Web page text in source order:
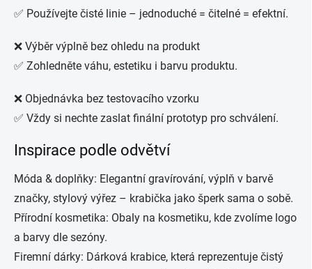
✅ Používejte čisté linie – jednoduché = čitelné = efektní.
❌ Výběr výplně bez ohledu na produkt
✅ Zohledněte váhu, estetiku i barvu produktu.
❌ Objednávka bez testovacího vzorku
✅ Vždy si nechte zaslat finální prototyp pro schválení.
Inspirace podle odvětví
Móda & doplňky: Elegantní gravírování, výplň v barvě
značky, stylový výřez – krabička jako šperk sama o sobě.
Přírodní kosmetika: Obaly na kosmetiku, kde zvolíme logo
a barvy dle sezóny.
Firemní dárky: Dárková krabice, která reprezentuje čistý